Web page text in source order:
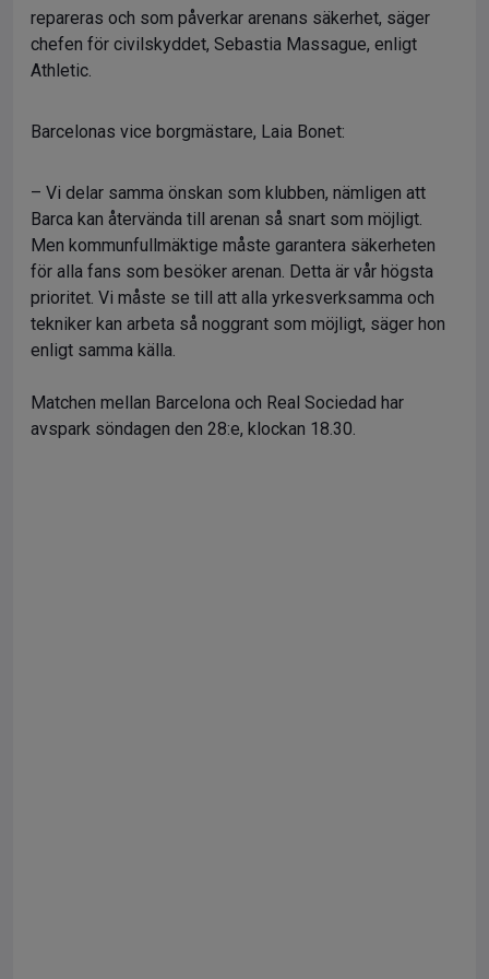
repareras och som påverkar arenans säkerhet, säger
chefen för civilskyddet, Sebastia Massague, enligt
Athletic.
Barcelonas vice borgmästare, Laia Bonet:
– Vi delar samma önskan som klubben, nämligen att
Barca kan återvända till arenan så snart som möjligt.
Men kommunfullmäktige måste garantera säkerheten
för alla fans som besöker arenan. Detta är vår högsta
prioritet. Vi måste se till att alla yrkesverksamma och
tekniker kan arbeta så noggrant som möjligt, säger hon
enligt samma källa.
Matchen mellan Barcelona och Real Sociedad har
avspark söndagen den 28:e, klockan 18.30.